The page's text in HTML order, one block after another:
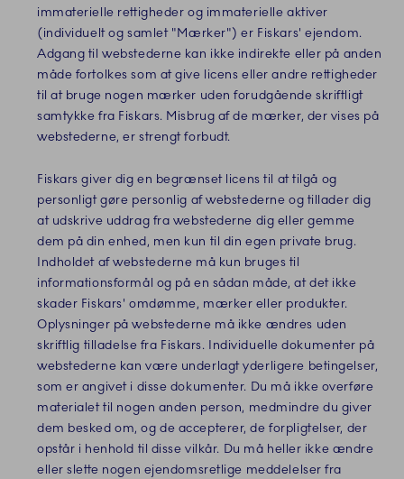
immaterielle rettigheder og immaterielle aktiver
(individuelt og samlet "Mærker") er Fiskars' ejendom.
Adgang til webstederne kan ikke indirekte eller på anden
måde fortolkes som at give licens eller andre rettigheder
til at bruge nogen mærker uden forudgående skriftligt
samtykke fra Fiskars. Misbrug af de mærker, der vises på
webstederne, er strengt forbudt.
Fiskars giver dig en begrænset licens til at tilgå og
personligt gøre personlig af webstederne og tillader dig
at udskrive uddrag fra webstederne dig eller gemme
dem på din enhed, men kun til din egen private brug.
Indholdet af webstederne må kun bruges til
informationsformål og på en sådan måde, at det ikke
skader Fiskars' omdømme, mærker eller produkter.
Oplysninger på webstederne må ikke ændres uden
skriftlig tilladelse fra Fiskars. Individuelle dokumenter på
webstederne kan være underlagt yderligere betingelser,
som er angivet i disse dokumenter. Du må ikke overføre
materialet til nogen anden person, medmindre du giver
dem besked om, og de accepterer, de forpligtelser, der
opstår i henhold til disse vilkår. Du må heller ikke ændre
eller slette nogen ejendomsretlige meddelelser fra